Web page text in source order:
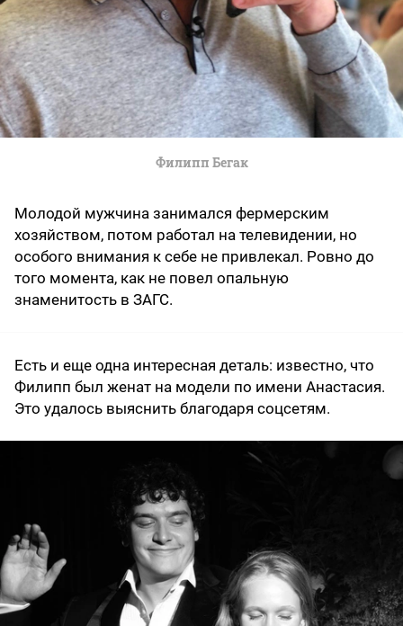
Филипп Бегак
Молодой мужчина занимался фермерским
хозяйством, потом работал на телевидении, но
особого внимания к себе не привлекал. Ровно до
того момента, как не повел опальную
знаменитость в ЗАГС.
Есть и еще одна интересная деталь: известно, что
Филипп был женат на модели по имени Анастасия.
Это удалось выяснить благодаря соцсетям.